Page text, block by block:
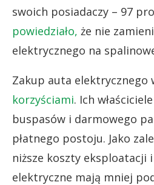
swoich posiadaczy – 97
powiedziało, że nie
elektrycznego na
Zakup auta elektrycznego
korzyściami. Ich
buspasów i darmowego
płatnego postoju. Jako
niższe koszty eksploatacji
elektryczne mają mniej